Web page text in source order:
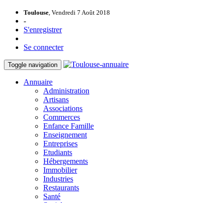
Toulouse, Vendredi 7 Août 2018
-
S'enregistrer
Se connecter
Toggle navigation
Annuaire
Administration
Artisans
Associations
Commerces
Enfance Famille
Enseignement
Entreprises
Etudiants
Hébergements
Immobilier
Industries
Restaurants
Santé